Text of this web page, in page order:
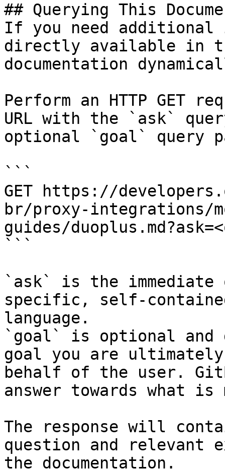
## Querying This
If you need
directly available in
documentation
Perform an HTTP GET
URL with the `ask`
optional `goal` query
```
GET https://
br/proxy-integrations/
guides/
```
`ask` is the
specific, self-
language.
`goal` is optional and
goal you are
behalf of the user.
answer towards what
The response will
question and relevant
the documentation.